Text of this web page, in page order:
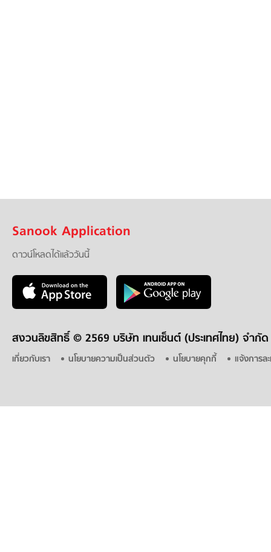
Sanook Application
ดาวน์โหลดได้แล้ววันนี้
สงวนลิขสิทธิ์ © 2569 บริษัท เทนเซ็นต์ (ประเทศไทย) จำกัด
เกี่ยวกับเรา นโยบายความเป็นส่วนตัว นโยบายคุกกี้ แจ้งการล